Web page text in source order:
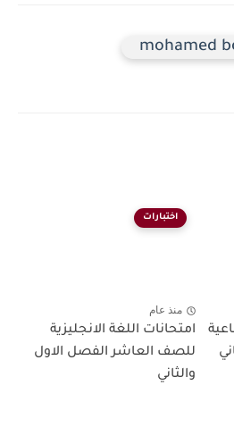
mohamed
اختبارات
منذ عام
امتحانات اللغة الانجليزية
للصف العاشر الفصل الاول
والثاني